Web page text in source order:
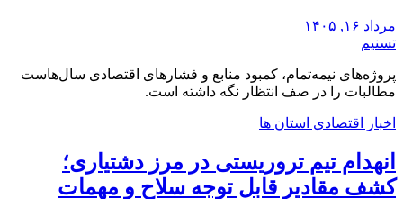
مرداد ۱۶, ۱۴۰۵
تسنیم
‌پروژه‌های نیمه‌تمام، کمبود منابع و فشارهای اقتصادی‌ سال‌هاست
‌مطالبات ‌را در صف انتظار نگه داشته است.
اخبار اقتصادی استان ها
انهدام تیم تروریستی در مرز دشتیاری؛
کشف مقادیر قابل توجه سلاح و مهمات